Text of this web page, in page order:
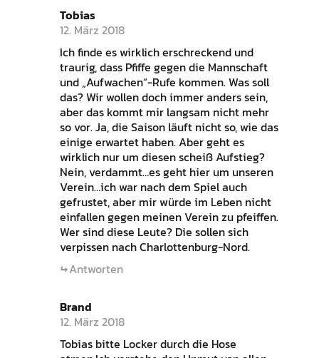
Tobias
12. März 2018
Ich finde es wirklich erschreckend und
traurig, dass Pfiffe gegen die Mannschaft
und „Aufwachen“-Rufe kommen. Was soll
das? Wir wollen doch immer anders sein,
aber das kommt mir langsam nicht mehr
so vor. Ja, die Saison läuft nicht so, wie das
einige erwartet haben. Aber geht es
wirklich nur um diesen scheiß Aufstieg?
Nein, verdammt…es geht hier um unseren
Verein…ich war nach dem Spiel auch
gefrustet, aber mir würde im Leben nicht
einfallen gegen meinen Verein zu pfeiffen.
Wer sind diese Leute? Die sollen sich
verpissen nach Charlottenburg-Nord.
Antworten
Brand
12. März 2018
Tobias bitte Locker durch die Hose